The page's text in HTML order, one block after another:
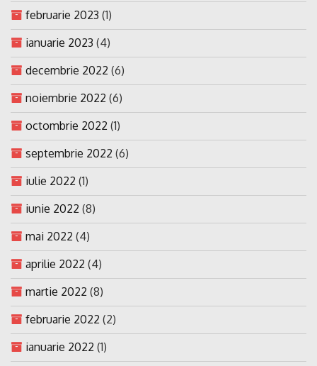
februarie 2023 (1)
ianuarie 2023 (4)
decembrie 2022 (6)
noiembrie 2022 (6)
octombrie 2022 (1)
septembrie 2022 (6)
iulie 2022 (1)
iunie 2022 (8)
mai 2022 (4)
aprilie 2022 (4)
martie 2022 (8)
februarie 2022 (2)
ianuarie 2022 (1)